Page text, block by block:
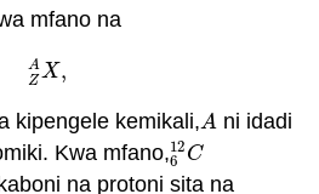
mfano na
A
ZX,
ZAX
kipengele kemikali,A
A ni idadi
Kwa mfano,12
6 C
612
na protoni sita na